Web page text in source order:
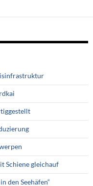
Schiene gleichauf
den Seehäfen“